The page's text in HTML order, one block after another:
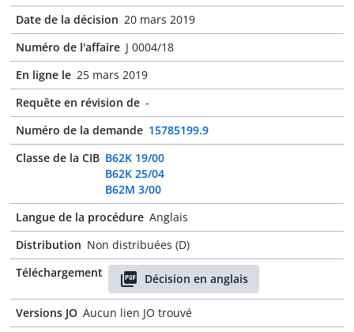
Date de la décision 20 mars 2019
Numéro de l'affaire J 0004/18
En ligne le 25 mars 2019
Requête en révision de -
Numéro de la demande 15785199.9
Classe de la CIB B62K 19/00
B62K 25/04
B62M 3/00
Langue de la procédure Anglais
Distribution Non distribuées (D)
Téléchargement
Décision en anglais
Versions JO Aucun lien JO trouvé